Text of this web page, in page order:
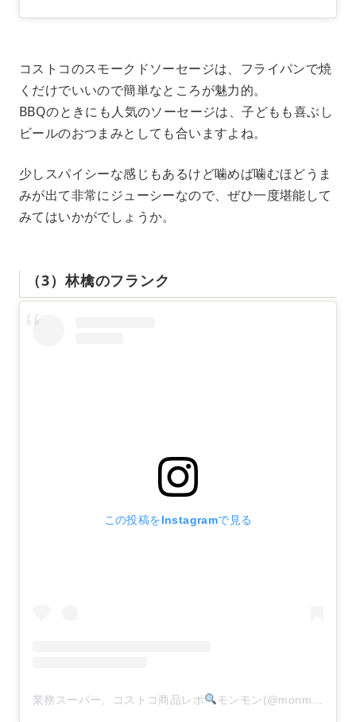
コストコのスモークドソーセージは、フライパンで焼
くだけでいいので簡単なところが魅力的。
BBQのときにも人気のソーセージは、子どもも喜ぶし
ビールのおつまみとしても合いますよね。
少しスパイシーな感じもあるけど 噛めば噛むほどうま
みが出て 非常にジューシーなので、ぜひ一度堪能して
みてはいかがでしょうか。
（3）林檎のフランク
この投稿をInstagramで見る
業務スーパー、コストコ商品レポ モンモン(@monmon.121)がシェアした投稿